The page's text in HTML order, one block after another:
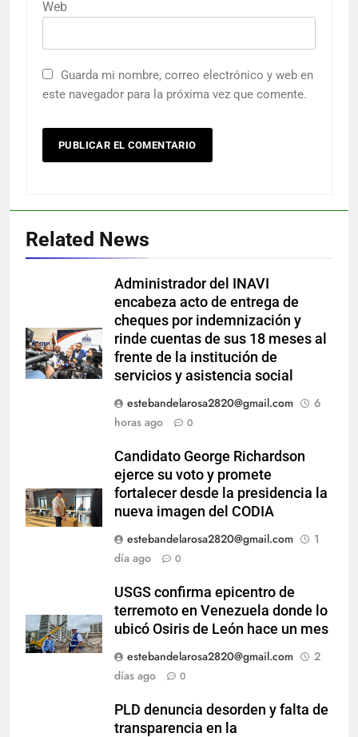
Web
Guarda mi nombre, correo electrónico y web en
este navegador para la próxima vez que comente.
Related News
Administrador del INAVI
encabeza acto de entrega de
cheques por indemnización y
rinde cuentas de sus 18 meses al
frente de la institución de
servicios y asistencia social
estebandelarosa2820@gmail.com
6
horas ago
0
Candidato George Richardson
ejerce su voto y promete
fortalecer desde la presidencia la
nueva imagen del CODIA
estebandelarosa2820@gmail.com
1
día ago
0
USGS confirma epicentro de
terremoto en Venezuela donde lo
ubicó Osiris de León hace un mes
estebandelarosa2820@gmail.com
2
días ago
0
PLD denuncia desorden y falta de
transparencia en la